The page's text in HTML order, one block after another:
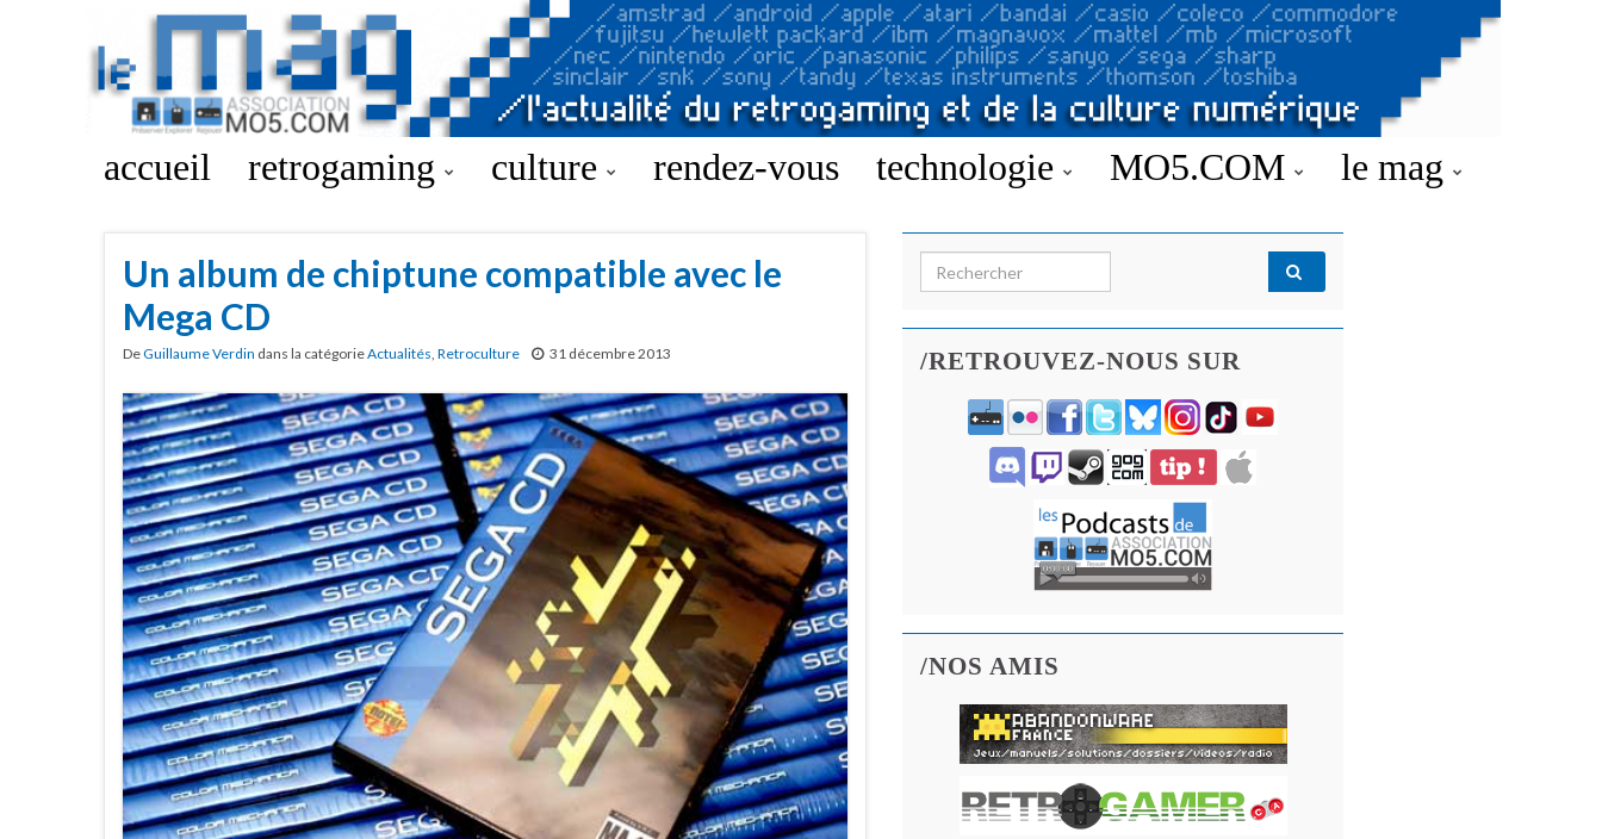
accueil retrogaming culture rendez-vous technologie MO5.COM le mag
Un album de chiptune compatible avec le
Mega CD
DeGuillaume Verdin dans la catégorieActualités, Retroculture 31 décembre 2013
Search for:
/RETROUVEZ-NOUS SUR
/NOS AMIS